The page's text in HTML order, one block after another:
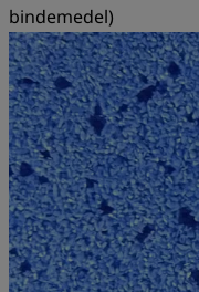
bindemedel)